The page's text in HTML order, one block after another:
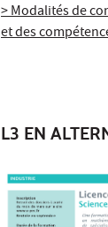
> Modalités de
et des
L3 EN